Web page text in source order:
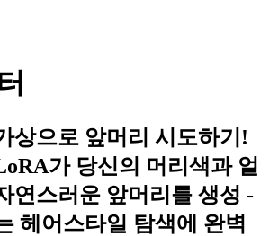
상으로 앞머리 시도하기!
가 당신의 머리색과 얼
연스러운 앞머리를 생성 -
헤어스타일 탐색에 완벽